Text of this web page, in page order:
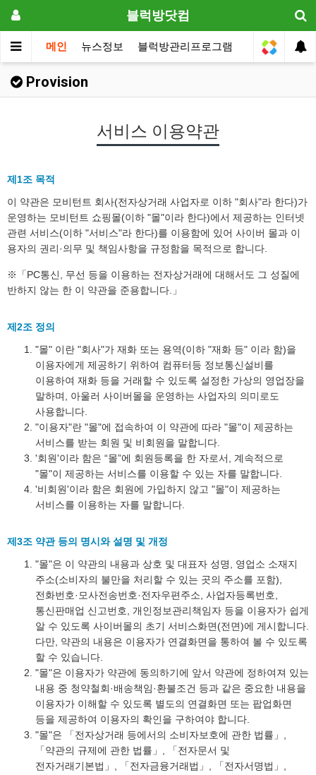
블럭방닷컴
메인 뉴스정보 블럭방관리프로그램 원장전용
Provision
서비스 이용약관
제1조 목적
이 약관은 모비턴트 회사(전자상거래 사업자로 이하 "회사"라 한다)가
운영하는 모비턴트 쇼핑몰(이하 "몰"이라 한다)에서 제공하는 인터넷
관련 서비스(이하 "서비스"라 한다)를 이용함에 있어 사이버 몰과 이
용자의 권리·의무 및 책임사항을 규정함을 목적으로 합니다.
※「PC통신, 무선 등을 이용하는 전자상거래에 대해서도 그 성질에
반하지 않는 한 이 약관을 준용합니다.」
제2조 정의
"몰" 이란 "회사"가 재화 또는 용역(이하 "재화 등" 이라 함)을
이용자에게 제공하기 위하여 컴퓨터등 정보통신설비를
이용하여 재화 등을 거래할 수 있도록 설정한 가상의 영업장을
말하며, 아울러 사이버몰을 운영하는 사업자의 의미로도
사용합니다.
"이용자"란 "몰"에 접속하여 이 약관에 따라 "몰"이 제공하는
서비스를 받는 회원 및 비회원을 말합니다.
'회원'이라 함은 “몰”에 회원등록을 한 자로서, 계속적으로
"몰"이 제공하는 서비스를 이용할 수 있는 자를 말합니다.
'비회원'이라 함은 회원에 가입하지 않고 "몰"이 제공하는
서비스를 이용하는 자를 말합니다.
제3조 약관 등의 명시와 설명 및 개정
"몰"은 이 약관의 내용과 상호 및 대표자 성명, 영업소 소재지
주소(소비자의 불만을 처리할 수 있는 곳의 주소를 포함),
전화번호·모사전송번호·전자우편주소, 사업자등록번호,
통신판매업 신고번호, 개인정보관리책임자 등을 이용자가 쉽게
알 수 있도록 사이버몰의 초기 서비스화면(전면)에 게시합니다.
다만, 약관의 내용은 이용자가 연결화면을 통하여 볼 수 있도록
할 수 있습니다.
"몰"은 이용자가 약관에 동의하기에 앞서 약관에 정하여져 있는
내용 중 청약철회·배송책임·환불조건 등과 같은 중요한 내용을
이용자가 이해할 수 있도록 별도의 연결화면 또는 팝업화면
등을 제공하여 이용자의 확인을 구하여야 합니다.
"몰"은 「전자상거래 등에서의 소비자보호에 관한 법률」,
「약관의 규제에 관한 법률」, 「전자문서 및
전자거래기본법」, 「전자금융거래법」, 「전자서명법」,